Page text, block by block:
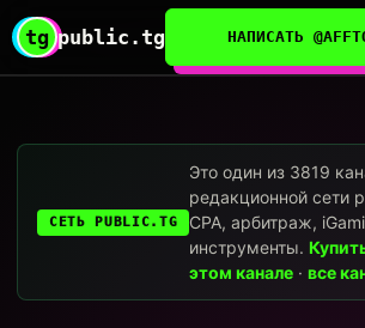
tg public.tg НАПИСАТЬ
СЕТЬ PUBLIC.TG
Это один из 3819
редакционной сети
CPA, арбитраж,
инструменты.
этом канале ·все